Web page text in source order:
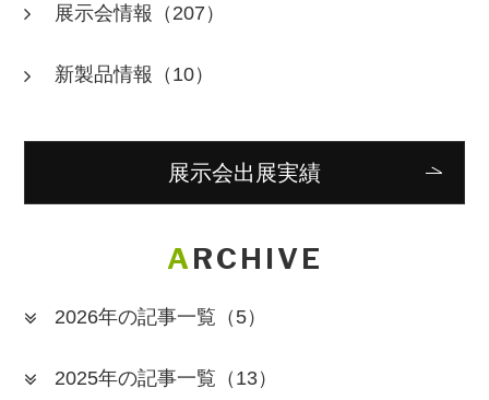
展示会情報 （207）
新製品情報 （10）
展示会出展実績
ARCHIVE
2026年の記事一覧 （5）
2025年の記事一覧 （13）